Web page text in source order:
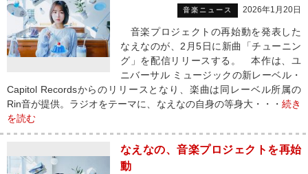
音楽ニュース 2026年1月20日
音楽プロジェクトの再始動を発表した
なえなのが、2月5日に新曲「チューニン
グ」を配信リリースする。 本作は、ユ
ニバーサル ミュージックの新レーベル・
Capitol Recordsからのリリースとなり、楽曲は同レーベル所属の
Rin音が提供。ラジオをテーマに、なえなの自身の等身大・・・ 続き
を読む
なえなの、音楽プロジェクトを再始
動